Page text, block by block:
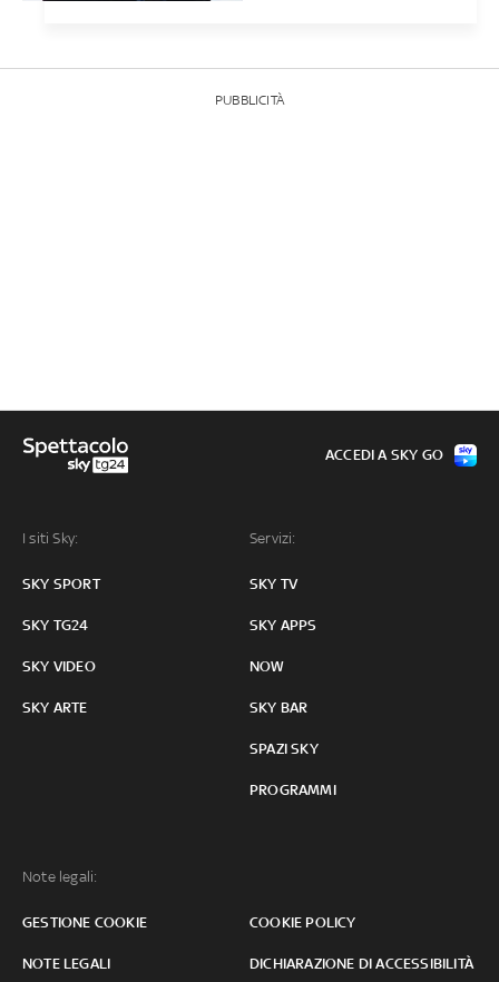
PUBBLICITÀ
I siti Sky:
SKY SPORT
SKY TG24
SKY VIDEO
SKY ARTE
Servizi:
SKY TV
SKY APPS
NOW
SKY BAR
SPAZI SKY
PROGRAMMI
Note legali:
GESTIONE COOKIE COOKIE POLICY
NOTE LEGALI DICHIARAZIONE DI ACCESSIBILITÀ
ACCEDI A SKY GO